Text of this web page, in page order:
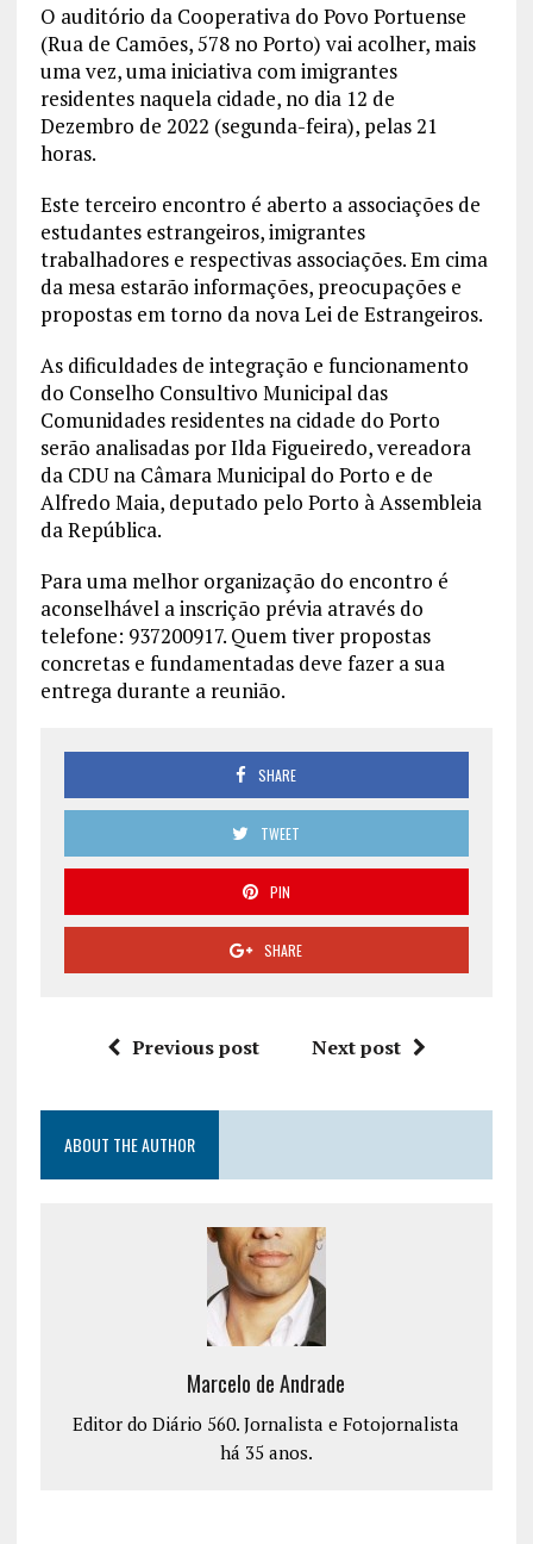
O auditório da Cooperativa do Povo Portuense
(Rua de Camões, 578 no Porto) vai acolher, mais
uma vez, uma iniciativa com imigrantes
residentes naquela cidade, no dia 12 de
Dezembro de 2022 (segunda-feira), pelas 21
horas.
Este terceiro encontro é aberto a associações de
estudantes estrangeiros, imigrantes
trabalhadores e respectivas associações. Em cima
da mesa estarão informações, preocupações e
propostas em torno da nova Lei de Estrangeiros.
As dificuldades de integração e funcionamento
do Conselho Consultivo Municipal das
Comunidades residentes na cidade do Porto
serão analisadas por Ilda Figueiredo, vereadora
da CDU na Câmara Municipal do Porto e de
Alfredo Maia, deputado pelo Porto à Assembleia
da República.
Para uma melhor organização do encontro é
aconselhável a inscrição prévia através do
telefone: 937200917. Quem tiver propostas
concretas e fundamentadas deve fazer a sua
entrega durante a reunião.
SHARE
TWEET
PIN
SHARE
Previous post Next post
ABOUT THE AUTHOR
Marcelo de Andrade
Editor do Diário 560. Jornalista e Fotojornalista
há 35 anos.